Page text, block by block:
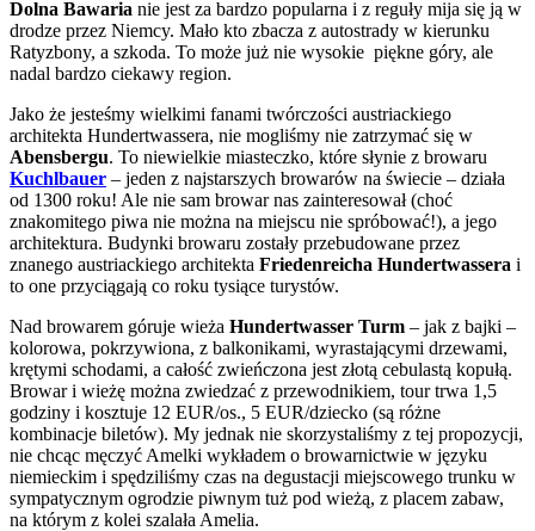
Dolna Bawaria nie jest za bardzo popularna i z reguły mija się ją w
drodze przez Niemcy. Mało kto zbacza z autostrady w kierunku
Ratyzbony, a szkoda. To może już nie wysokie piękne góry, ale
nadal bardzo ciekawy region.
Jako że jesteśmy wielkimi fanami twórczości austriackiego
architekta Hundertwassera, nie mogliśmy nie zatrzymać się w
Abensbergu. To niewielkie miasteczko, które słynie z browaru
Kuchlbauer – jeden z najstarszych browarów na świecie – działa
od 1300 roku! Ale nie sam browar nas zainteresował (choć
znakomitego piwa nie można na miejscu nie spróbować!), a jego
architektura. Budynki browaru zostały przebudowane przez
znanego austriackiego architekta Friedenreicha Hundertwassera i
to one przyciągają co roku tysiące turystów.
Nad browarem góruje wieża Hundertwasser Turm – jak z bajki –
kolorowa, pokrzywiona, z balkonikami, wyrastającymi drzewami,
krętymi schodami, a całość zwieńczona jest złotą cebulastą kopułą.
Browar i wieżę można zwiedzać z przewodnikiem, tour trwa 1,5
godziny i kosztuje 12 EUR/os., 5 EUR/dziecko (są różne
kombinacje biletów). My jednak nie skorzystaliśmy z tej propozycji,
nie chcąc męczyć Amelki wykładem o browarnictwie w języku
niemieckim i spędziliśmy czas na degustacji miejscowego trunku w
sympatycznym ogrodzie piwnym tuż pod wieżą, z placem zabaw,
na którym z kolei szalała Amelia.